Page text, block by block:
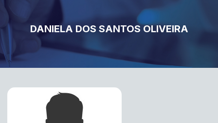
DANIELA DOS SANTOS OLIVEIRA